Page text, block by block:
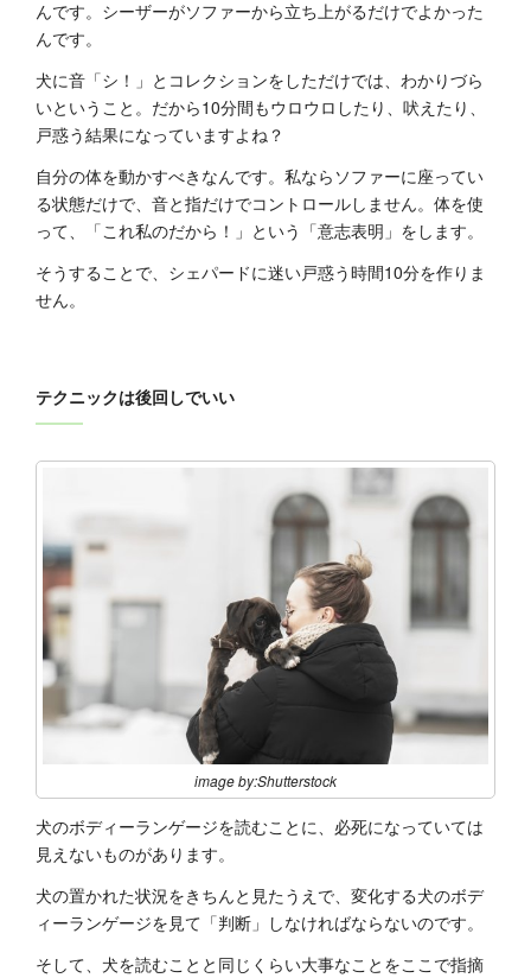
んです。シーザーがソファーから立ち上がるだけでよかった
んです。
犬に音「シ！」とコレクションをしただけでは、わかりづら
いということ。だから10分間もウロウロしたり、吠えたり、
戸惑う結果になっていますよね？
自分の体を動かすべきなんです。私ならソファーに座ってい
る状態だけで、音と指だけでコントロールしません。体を使
って、「これ私のだから！」という「意志表明」をします。
そうすることで、シェパードに迷い戸惑う時間10分を作りま
せん。
テクニックは後回しでいい
image by:Shutterstock
犬のボディーランゲージを読むことに、必死になっていては
見えないものがあります。
犬の置かれた状況をきちんと見たうえで、変化する犬のボデ
ィーランゲージを見て「判断」しなければならないのです。
そして、犬を読むことと同じくらい大事なことをここで指摘